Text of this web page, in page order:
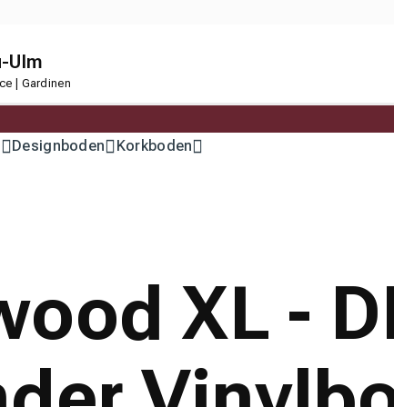
Ulm
| Gardinen
Designboden Korkboden
XL -